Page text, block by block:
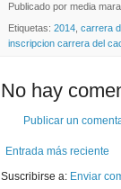
Publicado por media
Etiquetas: 2014, carrera
inscripcion carrera del
No hay
Publicar un
Entrada más reciente
Suscribirse a: Enviar